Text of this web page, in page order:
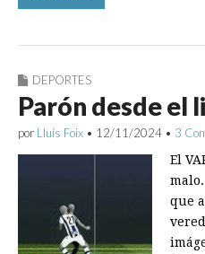
DEPORTES
Parón desde el
por Lluís Foix • 12/11/2024 • 3
El
que